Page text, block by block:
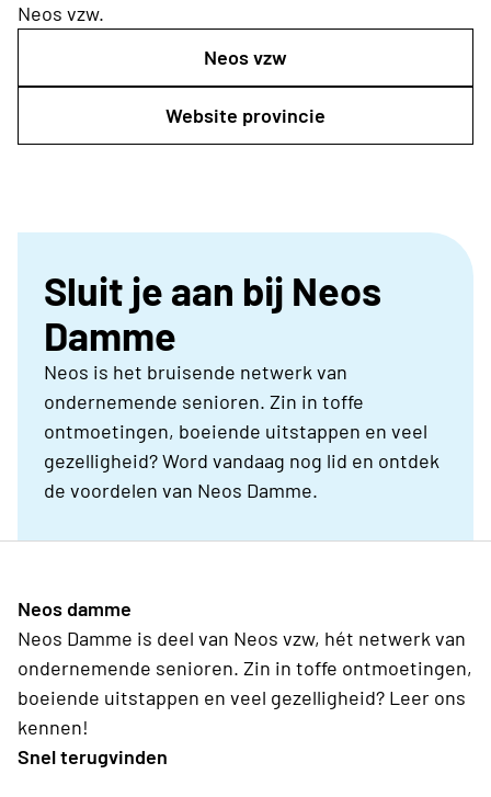
Neos vzw.
Neos vzw
Website provincie
Sluit je aan bij Neos
Damme
Neos is het bruisende netwerk van
ondernemende senioren. Zin in toffe
ontmoetingen, boeiende uitstappen en veel
gezelligheid? Word vandaag nog lid en ontdek
de voordelen van Neos Damme.
Neos damme
Neos Damme is deel van Neos vzw, hét netwerk van
ondernemende senioren. Zin in toffe ontmoetingen,
boeiende uitstappen en veel gezelligheid? Leer ons
kennen!
Snel terugvinden